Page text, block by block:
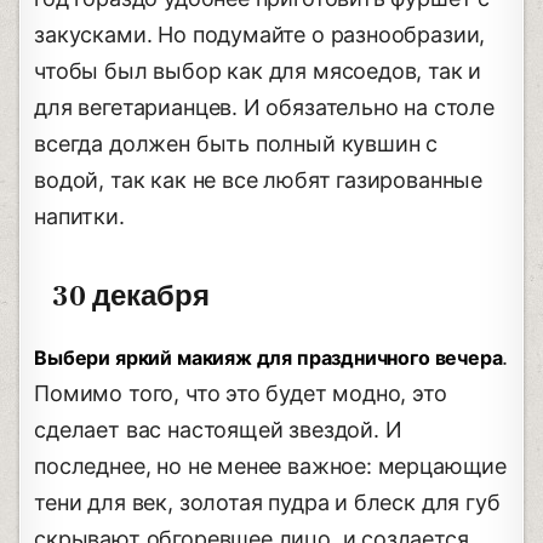
закусками. Но подумайте о разнообразии,
чтобы был выбор как для мясоедов, так и
для вегетарианцев. И обязательно на столе
всегда должен быть полный кувшин с
водой, так как не все любят газированные
напитки.
30 декабря
Выбери яркий макияж для праздничного вечера.
Помимо того, что это будет модно, это
сделает вас настоящей звездой. И
последнее, но не менее важное: мерцающие
тени для век, золотая пудра и блеск для губ